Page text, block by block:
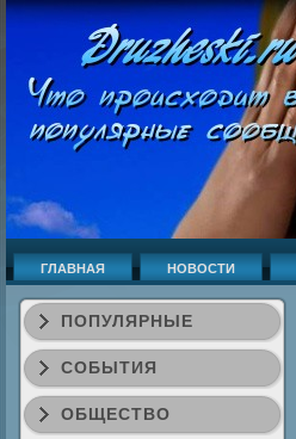
ГЛАВНАЯ НОВОСТИ
ПОПУЛЯРНЫЕ
СОБЫТИЯ
ОБЩЕСТВО